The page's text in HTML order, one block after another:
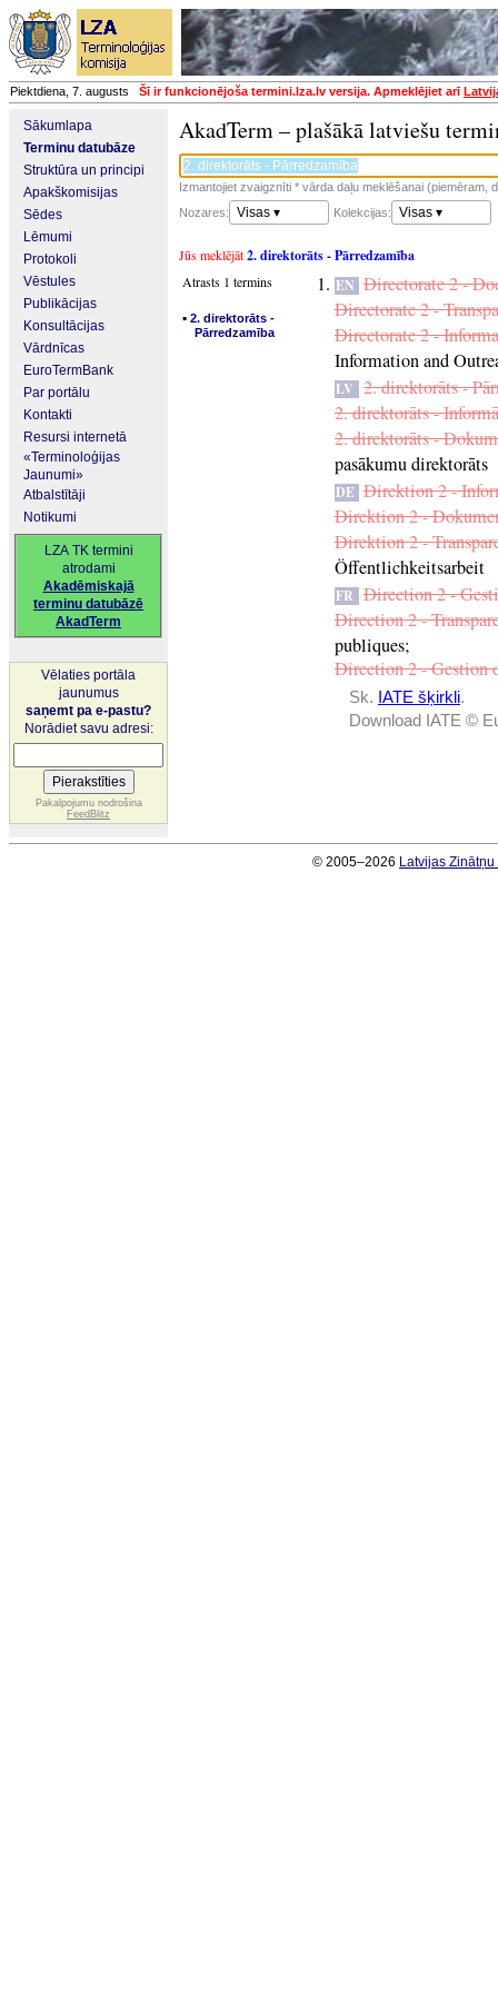
Piektdiena, 7. augusts Šī ir funkcionējoša termini.lza.lv versija. Apmeklējiet arī
Sākumlapa
Terminu datubāze
Struktūra un principi
Apakškomisijas
Sēdes
Lēmumi
Protokoli
Vēstules
Publikācijas
Konsultācijas
Vārdnīcas
EuroTermBank
Par portālu
Kontakti
Resursi internetā
«Terminoloģijas
Jaunumi»
Atbalstītāji
Notikumi
LZA TK termini
atrodami
Akadēmiskajā
terminu datubāzē
AkadTerm
Vēlaties portāla
jaunumus
saņemt pa e-pastu?
Norādiet savu adresi:
Pakalpojumu nodrošina
FeedBlitz
AkadTerm – plašākā latviešu
Izmantojiet zvaigznīti * vārda daļu meklēšanai (piemēram,
Nozares:
Visas ▾ Kolekcijas: Visas ▾
Jūs meklējāt2. direktorāts - Pārredzamība
Atrasts 1 termins
▪ 2. direktorāts -
Pārredzamība
EN Directorate 2 -
Directorate 2 -
Directorate 2 -
Information and
LV 2. direktorāts -
2. direktorāts -
2. direktorāts -
pasākumu direktorāts
DE Direktion 2 -
Direktion 2 -
Direktion 2 -
Öffentlichkeitsarbeit
FR Direction 2 -
Direction 2 -
publiques;
Direction 2 - Gestion
Sk. IATE šķirkli.
Download IATE ©
© 2005–2026 Latvijas